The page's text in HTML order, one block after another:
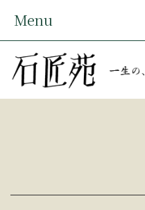
Menu